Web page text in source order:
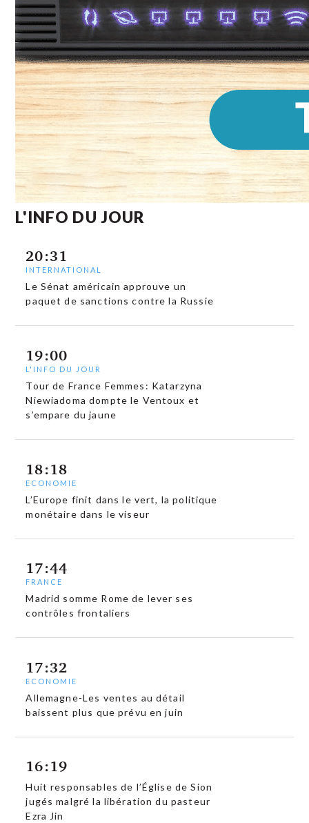
L'INFO DU JOUR
20:31
INTERNATIONAL
Le Sénat américain approuve un
paquet de sanctions contre la Russie
19:00
L'INFO DU JOUR
Tour de France Femmes: Katarzyna
Niewiadoma dompte le Ventoux et
s’empare du jaune
18:18
ECONOMIE
L’Europe finit dans le vert, la politique
monétaire dans le viseur
17:44
FRANCE
Madrid somme Rome de lever ses
contrôles frontaliers
17:32
ECONOMIE
Allemagne-Les ventes au détail
baissent plus que prévu en juin
16:19
Huit responsables de l’Église de Sion
jugés malgré la libération du pasteur
Ezra Jin